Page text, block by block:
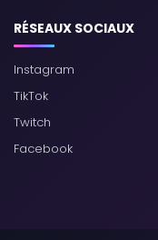
RÉSEAUX SOCIAUX
Instagram
TikTok
Twitch
Facebook